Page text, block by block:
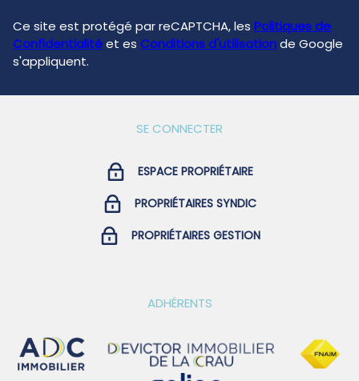
Ce site est protégé par reCAPTCHA, les Politiques de
Confidentialitéet es Conditions d'utilisationde Google
s'appliquent.
SE CONNECTER
ESPACE PROPRIÉTAIRE
PROPRIÉTAIRES SYNDIC
PROPRIÉTAIRES GESTION
ADHÉRENTS